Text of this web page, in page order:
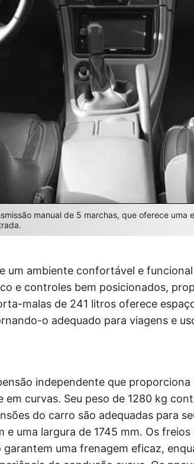
manual de 5 marchas, que oferece uma
um ambiente confortável e
e controles bem posicionados,
malas de 241 litros oferece
o adequado para viagens e
independente que
em curvas. Seu peso de 1280 kg
do carro são adequadas para
e uma largura de 1745 mm. Os
uma frenagem eficaz,